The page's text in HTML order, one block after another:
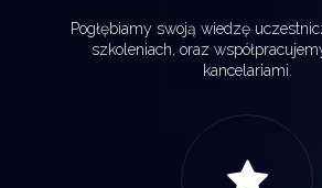
Pogłębiamy swoją wiedzę
szkoleniach, oraz
kancelariami.